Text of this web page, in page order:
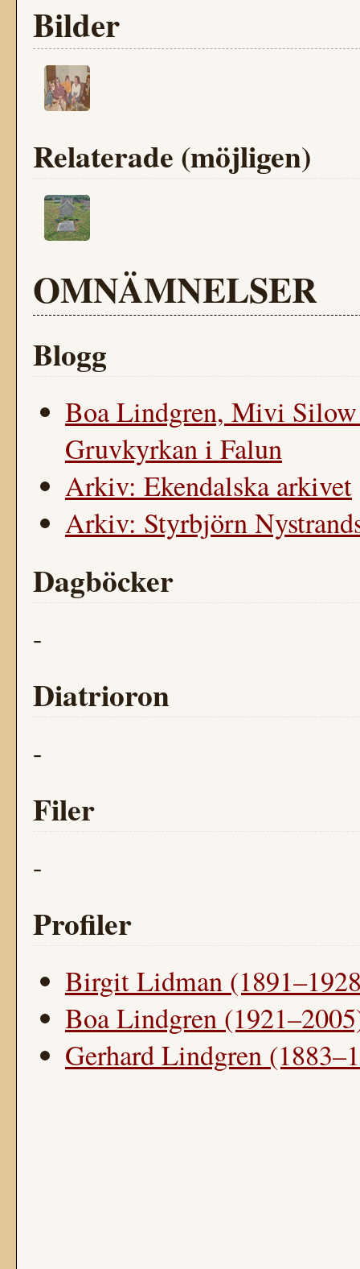
Bilder
Relaterade (möjligen)
OMNÄMNELSER
Blogg
Boa Lindgren, Mivi Silow
Gruvkyrkan i Falun
Arkiv: Ekendalska arkivet
Arkiv: Styrbjörn
Dagböcker
-
Diatrioron
-
Filer
-
Profiler
Birgit Lidman
Boa Lindgren
Gerhard Lindgren